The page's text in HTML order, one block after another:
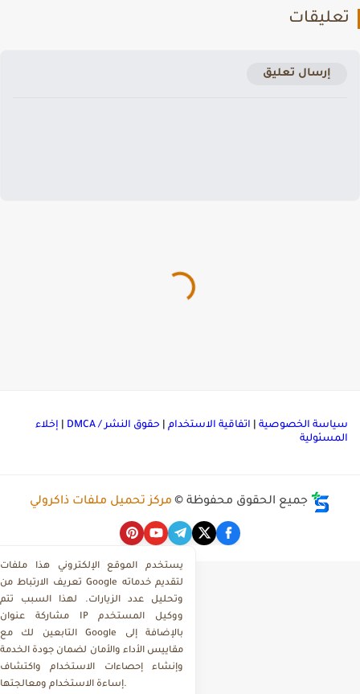
إرسال تعليق
الخصوصية|اتفاقية الاستخدام|حقوق النشر / DMCA |إخلاء
جميع الحقوق محفوظة © مركز تحميل ملفات ذاكرولي
يستخدم الموقع الإلكتروني هذا ملفات
تعريف الارتباط من Google لتقديم خدماته
وتحليل عدد الزيارات. لهذا السبب تتم
مشاركة عنوان IP ووكيل المستخدم
التابعين لك مع Google بالإضافة إلى
مقاييس الأداء والأمان لضمان جودة الخدمة
وإنشاء إحصاءات الاستخدام واكتشاف